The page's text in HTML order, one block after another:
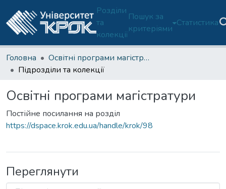
Розділи
та
колекції
Пошук за
критеріями
Статистика
Головна
Освітні програми магістратури
Підрозділи та колекції
Освітні програми магістратури
Постійне посилання на розділ
https://dspace.krok.edu.ua/handle/krok/98
Переглянути